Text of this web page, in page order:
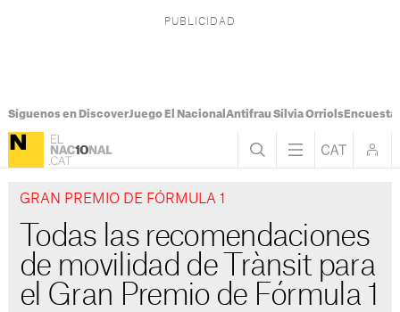
Síguenos en DiscoverJuego El Nacional Antifrau Sílvia OrriolsEncuesta
GRAN PREMIO DE FÓRMULA 1
Todas las recomendaciones
de movilidad de Trànsit para
el Gran Premio de Fórmula 1